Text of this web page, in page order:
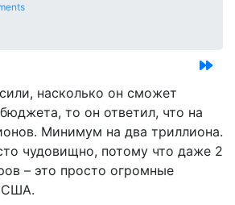
насколько он сможет
то он ответил, что на
Минимум на два триллиона.
чудовищно, потому что даже 2
– это просто огромные
США.